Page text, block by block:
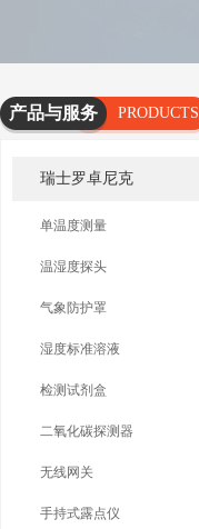
产品与服务
PRODUCTS
SERVICES
瑞士罗卓尼克
单温度测量
温湿度探头
气象防护罩
湿度标准溶液
检测试剂盒
二氧化碳探测器
无线网关
手持式露点仪